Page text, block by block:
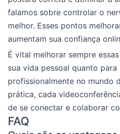
falamos sobre controlar o
melhor. Esses pontos
aumentam sua confiança
É vital melhorar sempre
sua vida pessoal quanto para
profissionalmente no mundo
prática, cada
de se conectar e colaborar
FAQ